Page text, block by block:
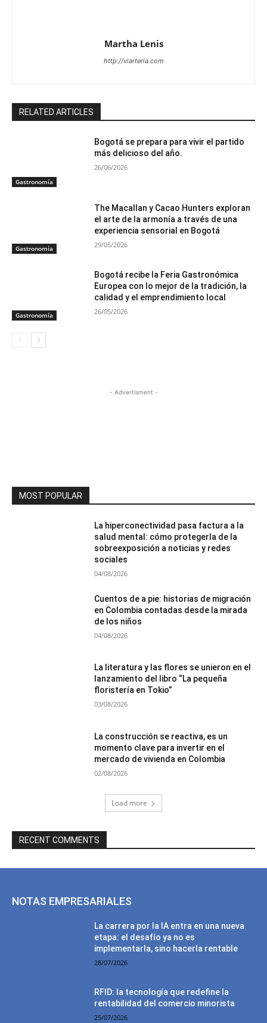
Martha Lenis
http://viarteria.com
RELATED ARTICLES
Gastronomía
Bogotá se prepara para vivir el partido
más delicioso del año.
26/06/2026
Gastronomía
The Macallan y Cacao Hunters exploran
el arte de la armonía a través de una
experiencia sensorial en Bogotá
29/05/2026
Gastronomía
Bogotá recibe la Feria Gastronómica
Europea con lo mejor de la tradición, la
calidad y el emprendimiento local
26/05/2026
- Advertisment -
MOST POPULAR
La hiperconectividad pasa factura a la
salud mental: cómo protegerla de la
sobreexposición a noticias y redes
sociales
04/08/2026
Cuentos de a pie: historias de migración
en Colombia contadas desde la mirada
de los niños
04/08/2026
La literatura y las flores se unieron en el
lanzamiento del libro “La pequeña
floristería en Tokio”
03/08/2026
La construcción se reactiva, es un
momento clave para invertir en el
mercado de vivienda en Colombia
02/08/2026
Load more
RECENT COMMENTS
NOTAS EMPRESARIALES
La carrera por la IA entra en una nueva
etapa: el desafío ya no es
implementarla, sino hacerla rentable
28/07/2026
RFID: la tecnología que redefine la
rentabilidad del comercio minorista
25/07/2026